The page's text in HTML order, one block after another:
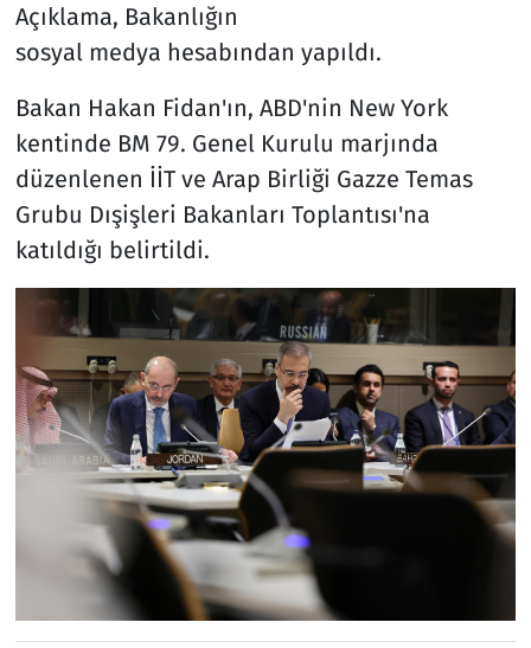
Açıklama, Bakanlığın
sosyal medya hesabından yapıldı.
Bakan Hakan Fidan'ın, ABD'nin New York
kentinde BM 79. Genel Kurulu marjında
düzenlenen İİT ve Arap Birliği Gazze Temas
Grubu Dışişleri Bakanları Toplantısı'na
katıldığı belirtildi.
Spor
Teknoloji ve Bilim
Televizyon